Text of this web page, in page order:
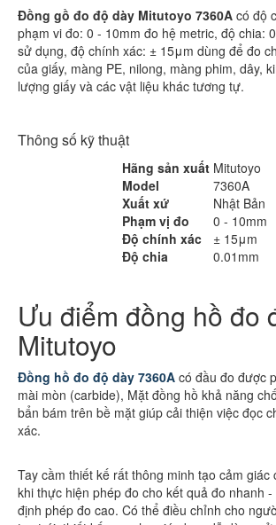
Đồng gồ đo độ dày Mitutoyo 7360A có độ
phạm vi đo: 0 - 10mm đo hệ metric, độ chia:
sử dụng, độ chính xác: ± 15μm dùng để đo
của giấy, màng PE, nilong, màng phim, dây,
lượng giấy và các vật liệu khác tương tự.
Thông số kỹ thuật
Hãng sản xuấtMitutoyo
Model
7360A
Xuất xứ
Nhật Bản
Phạm vị đo
0 - 10mm
Độ chính xác
± 15μm
Độ chia
0.01mm
Ưu điểm đồng hồ đo
Mitutoyo
Đồng hồ đo độ dày 7360A có đầu đo được
mài mòn (carbide), Mặt đồng hồ khả năng
bẩn bám trên bề mặt giúp cải thiện việc đọc
xác.
Tay cầm thiết kế rất thông minh tạo cảm giác
khi thực hiện phép đo cho kết quả đo nhanh
định phép đo cao. Có thể điều chỉnh cho